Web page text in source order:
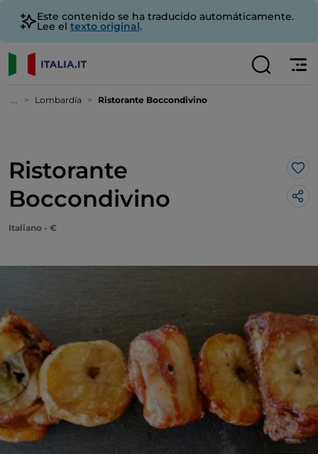
Este contenido se ha traducido automáticamente.
Lee el texto original.
... Lombardía Ristorante Boccondivino
Ristorante
Boccondivino
Me
Italiano - €